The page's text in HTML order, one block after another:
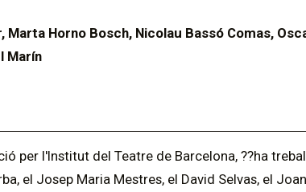
Marta Horno Bosch, Nicolau Bassó Comas,
Marín
per l'Institut del Teatre de Barcelona, ??ha
el Josep Maria Mestres, el David Selvas, el